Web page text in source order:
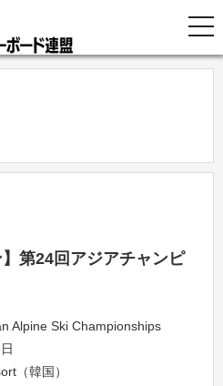
ン
】第24回アジアチャンピ
Alpine Ski Championships
（韓国）